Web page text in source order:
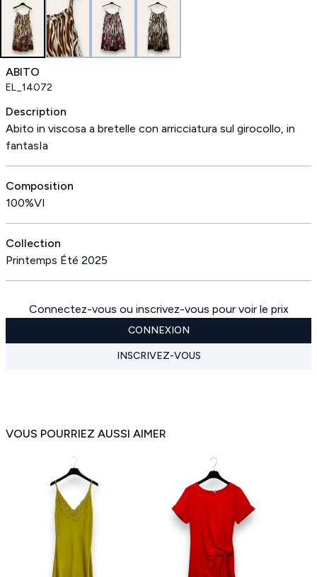
ABITO
EL_14072
Description
Abito in viscosa a bretelle con arricciatura sul girocollo, in
fantasIa
Composition
100%VI
Collection
Printemps Été 2025
Connectez-vous ou inscrivez-vous pour voir le prix
CONNEXION
INSCRIVEZ-VOUS
VOUS POURRIEZ AUSSI AIMER